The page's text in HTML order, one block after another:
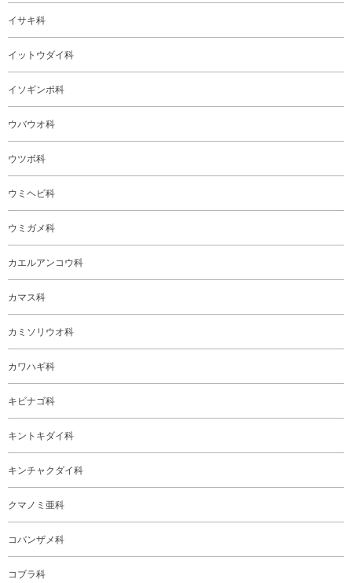
イサキ科
イットウダイ科
イソギンポ科
ウバウオ科
ウツボ科
ウミヘビ科
ウミガメ科
カエルアンコウ科
カマス科
カミソリウオ科
カワハギ科
キビナゴ科
キントキダイ科
キンチャクダイ科
クマノミ亜科
コバンザメ科
コブラ科